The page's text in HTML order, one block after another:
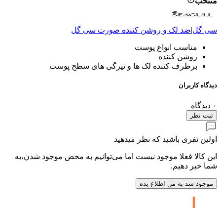
سی گل|ضد لک و روشن کننده صورت سی گل
مناسب انواع پوست
روشن کننده
برطرف کننده لک ها و تیرگی های سطح پوست
دیدگاه کاربران
۰ دیدگاه
ثبت نظر
اولین نفری باشید که نظر میدهید
این کالا فعلا موجود نیست اما می‌توانیم به محض موجود شدن،به
شما خبر دهیم.
موجود شد به من اطلاع بده